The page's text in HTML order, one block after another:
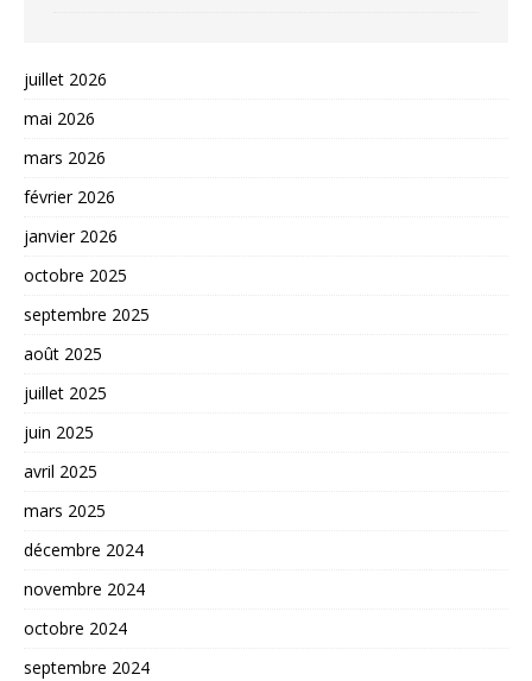
juillet 2026
mai 2026
mars 2026
février 2026
janvier 2026
octobre 2025
septembre 2025
août 2025
juillet 2025
juin 2025
avril 2025
mars 2025
décembre 2024
novembre 2024
octobre 2024
septembre 2024